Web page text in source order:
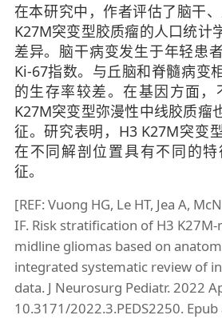
在本研究中，作者评估了脑干
K27M突变型胶质瘤的人口统计
差异。脑干病变发生于年轻患
Ki-67指数。与丘脑和脊髓病变
的生存率较差。在基因方面，
K27M突变型弥漫性中线胶质瘤
征。研究表明，H3 K27M突变
在不同解剖位置具有不同的
征。
[REF: Vuong HG, Le HT, Jea A,
IF. Risk stratification of H3
midline gliomas based on
integrated systematic review of
data. J Neurosurg Pediatr. 2022
10.3171/2022.3.PEDS2250.